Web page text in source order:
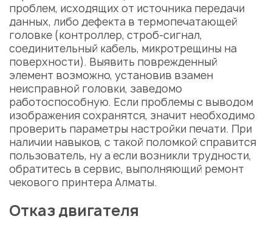
проблем, исходящих от источника передачи
данных, либо дефекта в термопечатающей
головке (контроллер, строб-сигнал,
соединительный кабель, микротрещины на
поверхности). Выявить поврежденный
элемент возможно, установив взамен
неисправной головки, заведомо
работоспособную. Если проблемы с выводом
изображения сохранятся, значит необходимо
проверить параметры настройки печати. При
наличии навыков, с такой поломкой справится
пользователь, ну а если возникли трудности,
обратитесь в сервис, выполняющий ремонт
чекового принтера Алматы.
Отказ двигателя